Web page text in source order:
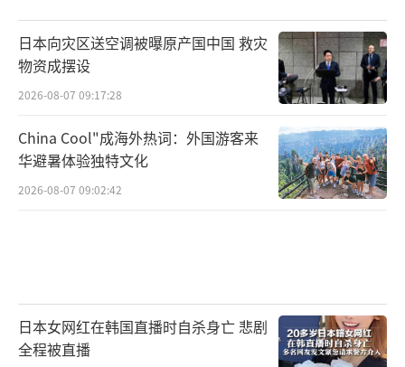
日本向灾区送空调被曝原产国中国 救灾
物资成摆设
2026-08-07 09:17:28
China Cool"成海外热词：外国游客来
华避暑体验独特文化
2026-08-07 09:02:42
日本女网红在韩国直播时自杀身亡 悲剧
全程被直播